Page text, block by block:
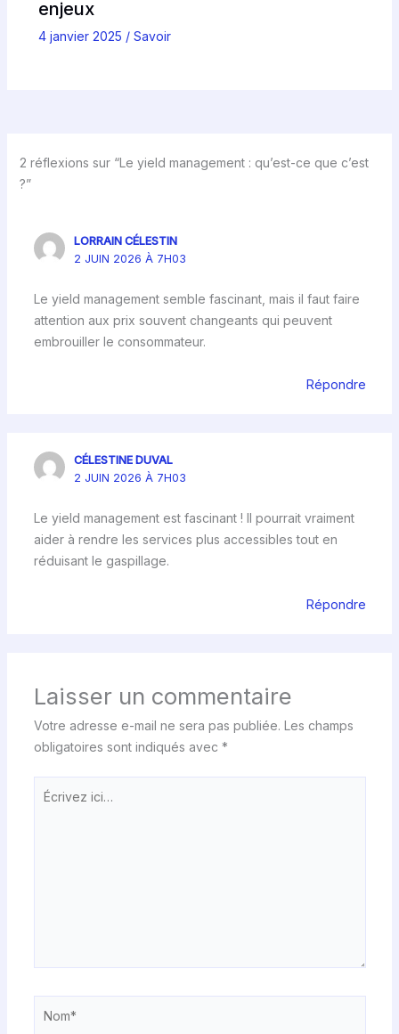
enjeux
4 janvier 2025 / Savoir
2 réflexions sur “Le yield management : qu’est-ce que c’est
?”
LORRAIN CÉLESTIN
2 JUIN 2026 À 7H03
Le yield management semble fascinant, mais il faut faire
attention aux prix souvent changeants qui peuvent
embrouiller le consommateur.
Répondre
CÉLESTINE DUVAL
2 JUIN 2026 À 7H03
Le yield management est fascinant ! Il pourrait vraiment
aider à rendre les services plus accessibles tout en
réduisant le gaspillage.
Répondre
Laisser un commentaire
Votre adresse e-mail ne sera pas publiée. Les champs
obligatoires sont indiqués avec *
Écrivez